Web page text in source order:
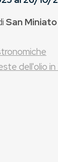
San Miniato
dell'olio in